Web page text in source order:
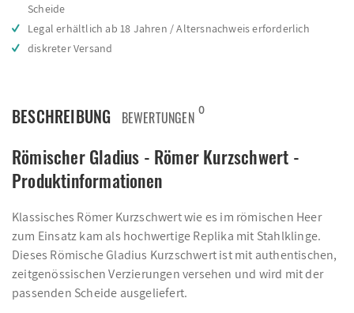
Scheide
Legal erhältlich ab 18 Jahren / Altersnachweis erforderlich
diskreter Versand
BESCHREIBUNG BEWERTUNGEN 0
Römischer Gladius - Römer Kurzschwert -
Produktinformationen
Klassisches Römer Kurzschwert wie es im römischen Heer
zum Einsatz kam als hochwertige Replika mit Stahlklinge.
Dieses Römische Gladius Kurzschwert ist mit authentischen,
zeitgenössischen Verzierungen versehen und wird mit der
passenden Scheide ausgeliefert.